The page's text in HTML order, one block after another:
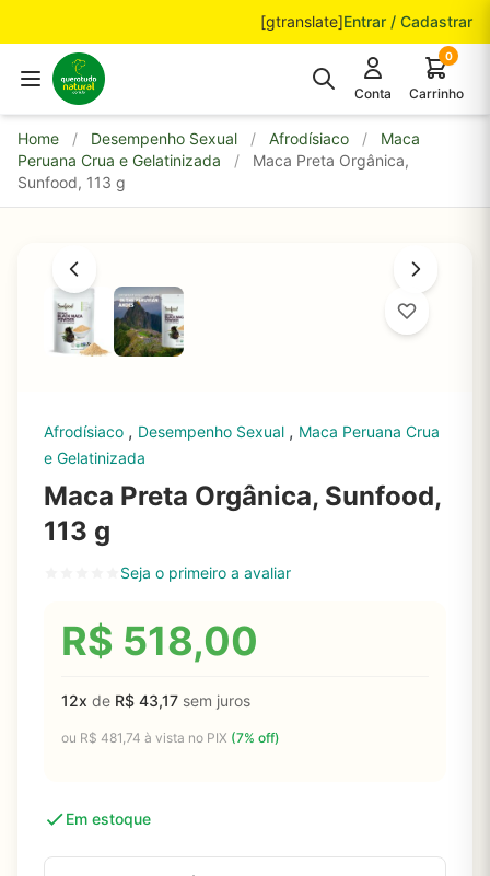
[gtranslate]Entrar / Cadastrar
Conta
0
Carrinho
Home / Desempenho Sexual / Afrodísiaco /
Maca
Peruana Crua e Gelatinizada
/
Maca Preta Orgânica,
Sunfood, 113 g
Afrodísiaco , Desempenho Sexual , Maca Peruana Crua
e Gelatinizada
Maca Preta Orgânica, Sunfood,
113 g
Seja o primeiro a avaliar
R$ 518,00
12x de R$ 43,17 sem juros
ou R$ 481,74 à vista no PIX (7% off)
Em estoque